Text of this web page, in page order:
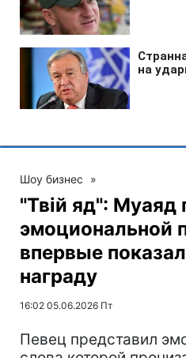
Шоу бизнес »
"Твій яд": Муаяд
эмоциональной
впервые
награду
16:02 05.06.2026 Пт
Певец представил